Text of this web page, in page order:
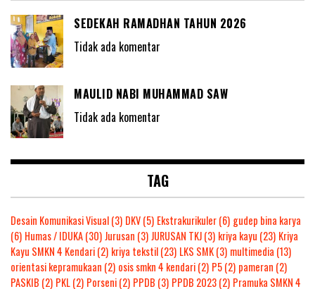
SEDEKAH RAMADHAN TAHUN 2026
Tidak ada komentar
MAULID NABI MUHAMMAD SAW
Tidak ada komentar
TAG
Desain Komunikasi Visual(3) DKV(5) Ekstrakurikuler(6) gudep bina karya
(6) Humas / IDUKA(30)Jurusan (3)JURUSAN TKJ(3) kriya kayu (23) Kriya
Kayu SMKN 4 Kendari(2) kriya tekstil(23) LKS SMK(3) multimedia (13)
orientasi kepramukaan (2) osis smkn 4 kendari(2) P5(2) pameran (2)
PASKIB (2) PKL(2) Porseni(2) PPDB (3) PPDB 2023(2) Pramuka SMKN 4